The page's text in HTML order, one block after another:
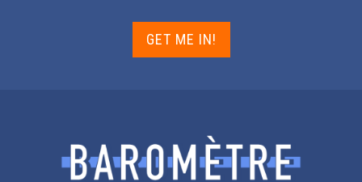
GET ME IN!